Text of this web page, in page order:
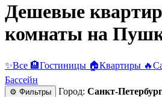
Дешевые
комнаты на
✨Все 🏨Гостиницы 🏠Квартиры 🔥
Бассейн
⚙ Фильтры Город: Санкт-Петербург